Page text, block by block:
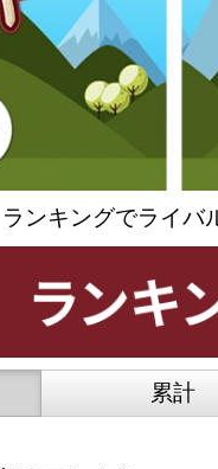
ンキングでライバ
累計